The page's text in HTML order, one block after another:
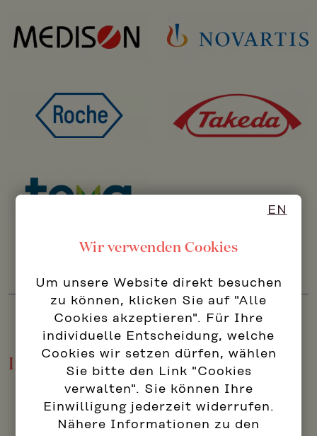
Industrie Automotive
EN
Wir verwenden Cookies
Um unsere Website direkt besuchen
zu können, klicken Sie auf "Alle
Cookies akzeptieren". Für Ihre
individuelle Entscheidung, welche
Cookies wir setzen dürfen, wählen
Sie bitte den Link "Cookies
verwalten". Sie können Ihre
Einwilligung jederzeit widerrufen.
Nähere Informationen zu den